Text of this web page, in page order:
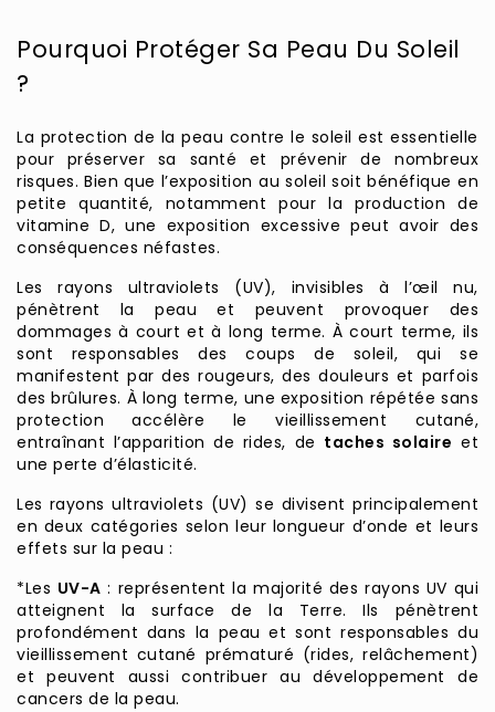
Pourquoi Protéger Sa Peau Du Soleil
?
La protection de la peau contre le soleil est essentielle
pour préserver sa santé et prévenir de nombreux
risques. Bien que l’exposition au soleil soit bénéfique en
petite quantité, notamment pour la production de
vitamine D, une exposition excessive peut avoir des
conséquences néfastes.
Les rayons ultraviolets (UV), invisibles à l’œil nu,
pénètrent la peau et peuvent provoquer des
dommages à court et à long terme. À court terme, ils
sont responsables des coups de soleil, qui se
manifestent par des rougeurs, des douleurs et parfois
des brûlures. À long terme, une exposition répétée sans
protection accélère le vieillissement cutané,
entraînant l’apparition de rides, de taches solaire et
une perte d’élasticité.
Les rayons ultraviolets (UV) se divisent principalement
en deux catégories selon leur longueur d’onde et leurs
effets sur la peau :
*Les UV-A : représentent la majorité des rayons UV qui
atteignent la surface de la Terre. Ils pénètrent
profondément dans la peau et sont responsables du
vieillissement cutané prématuré (rides, relâchement)
et peuvent aussi contribuer au développement de
cancers de la peau.